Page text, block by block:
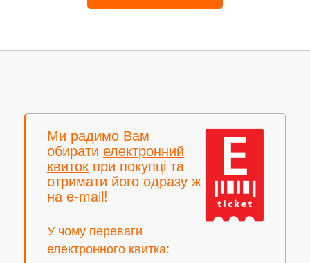
Ми радимо Вам
обирати електронний
квиток при покупці та
отримати його одразу ж
на e-mail!
У чому переваги
електронного квитка: